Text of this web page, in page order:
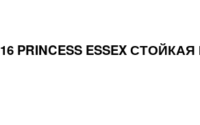
116 PRINCESS ESSEX